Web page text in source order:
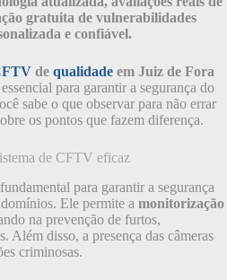
gratuita de vulnerabilidades
e confiável.
de qualidade em Juiz de Fora
para garantir a segurança do
sabe o que observar para não errar
os pontos que fazem diferença.
de CFTV eficaz
para garantir a segurança
Ele permite a monitorização
na prevenção de furtos,
Além disso, a presença das câmeras
criminosas.